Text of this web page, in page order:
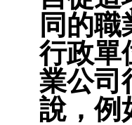
同的
行政單
業公司
說，例